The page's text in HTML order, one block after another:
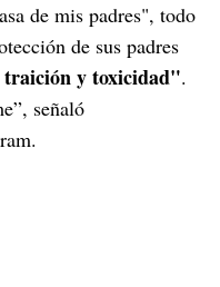
de mis padres", todo
de sus padres
y toxicidad".
señaló